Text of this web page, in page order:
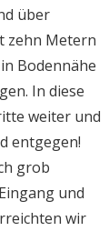
über
zehn Metern
Bodennähe
In diese
weiter und
entgegen!
grob
und
wir